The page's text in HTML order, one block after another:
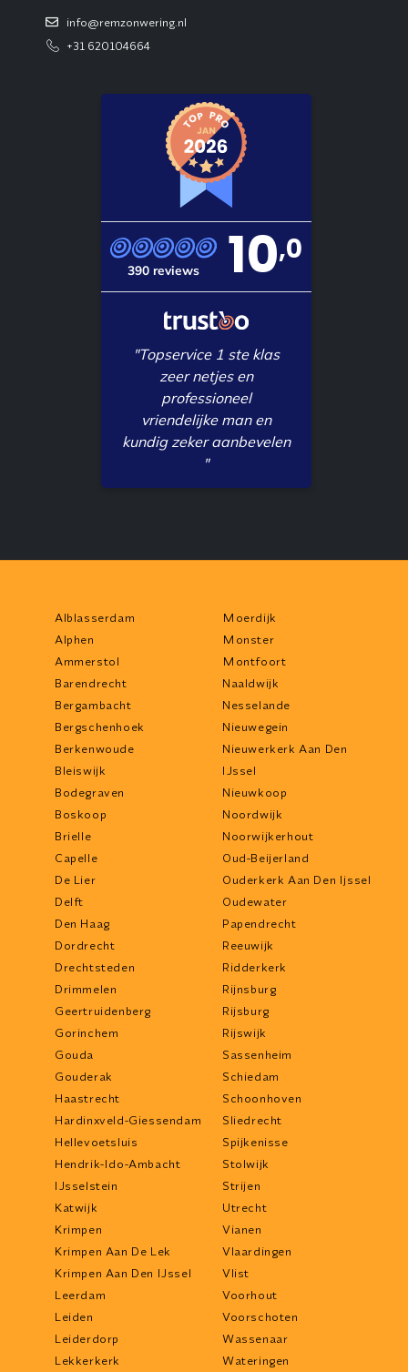
info@remzonwering.nl
+31 620104664
390 reviews 10,0
"Topservice 1 ste klas
zeer netjes en
professioneel
vriendelijke man en
kundig zeker aanbevelen
"
Alblasserdam
Alphen
Ammerstol
Barendrecht
Bergambacht
Bergschenhoek
Berkenwoude
Bleiswijk
Bodegraven
Boskoop
Brielle
Capelle
De Lier
Delft
Den Haag
Dordrecht
Drechtsteden
Drimmelen
Geertruidenberg
Gorinchem
Gouda
Gouderak
Haastrecht
Hardinxveld-Giessendam
Hellevoetsluis
Hendrik-Ido-Ambacht
IJsselstein
Katwijk
Krimpen
Krimpen Aan De Lek
Krimpen Aan Den IJssel
Leerdam
Leiden
Leiderdorp
Lekkerkerk
Moerdijk
Monster
Montfoort
Naaldwijk
Nesselande
Nieuwegein
Nieuwerkerk Aan Den
IJssel
Nieuwkoop
Noordwijk
Noorwijkerhout
Oud-Beijerland
Ouderkerk Aan Den Ijssel
Oudewater
Papendrecht
Reeuwijk
Ridderkerk
Rijnsburg
Rijsburg
Rijswijk
Sassenheim
Schiedam
Schoonhoven
Sliedrecht
Spijkenisse
Stolwijk
Strijen
Utrecht
Vianen
Vlaardingen
Vlist
Voorhout
Voorschoten
Wassenaar
Wateringen